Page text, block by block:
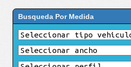
Busqueda Por Medida